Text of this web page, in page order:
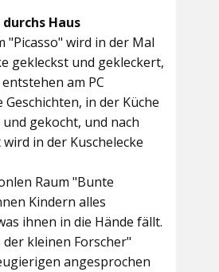
Haus
"Picasso" wird in der Mal
gekleckst und gekleckert,
am PC
in der Küche
gekocht, und nach
in der Kuschelecke
Raum "Bunte
Kindern alles
ihnen in die Hände fällt.
der kleinen Forscher"
angesprochen